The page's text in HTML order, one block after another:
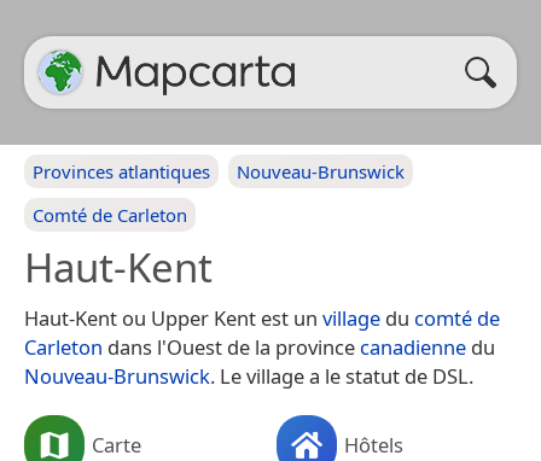
Provinces atlantiques
Nouveau-Brunswick
Comté de Carleton
Haut-Kent
Haut-Kent ou Upper Kent est un village du comté de
Carleton dans l'Ouest de la province canadienne du
Nouveau-Brunswick. Le village a le statut de DSL.
Carte Hôtels